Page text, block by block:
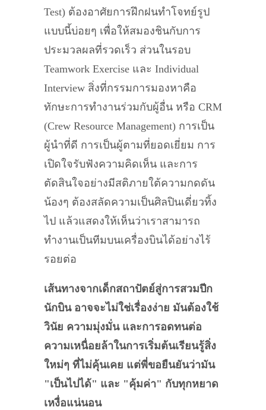
Test) ต้องอาศัยการฝึกฝนทำโจทย์รูป
แบบนี้บ่อยๆ เพื่อให้สมองชินกับการ
ประมวลผลที่รวดเร็ว ส่วนในรอบ
Teamwork Exercise และ Individual
Interview สิ่งที่กรรมการมองหาคือ
ทักษะการทำงานร่วมกับผู้อื่น หรือ CRM
(Crew Resource Management) การเป็น
ผู้นำที่ดี การเป็นผู้ตามที่ยอดเยี่ยม การ
เปิดใจรับฟังความคิดเห็น และการ
ตัดสินใจอย่างมีสติภายใต้ความกดดัน
น้องๆ ต้องสลัดความเป็นศิลปินเดี่ยวทิ้ง
ไป แล้วแสดงให้เห็นว่าเราสามารถ
ทำงานเป็นทีมบนเครื่องบินได้อย่างไร้
รอยต่อ
เส้นทางจากเด็กสถาปัตย์สู่การสวมปีก
นักบิน อาจจะไม่ใช่เรื่องง่าย มันต้องใช้
วินัย ความมุ่งมั่น และการอดทนต่อ
ความเหนื่อยล้าในการเริ่มต้นเรียนรู้สิ่ง
ใหม่ๆ ที่ไม่คุ้นเคย แต่พี่ขอยืนยันว่ามัน
"เป็นไปได้" และ "คุ้มค่า" กับทุกหยาด
เหงื่อแน่นอน